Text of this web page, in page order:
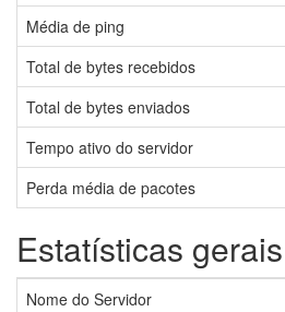
Média de ping
Total de bytes recebidos
Total de bytes enviados
Tempo ativo do servidor
Perda média de pacotes
Estatísticas gerais
Nome do Servidor